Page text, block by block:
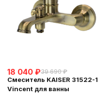
18 040 ₽39 690 ₽
Смеситель KAISER 31522-1
Vincent для ванны